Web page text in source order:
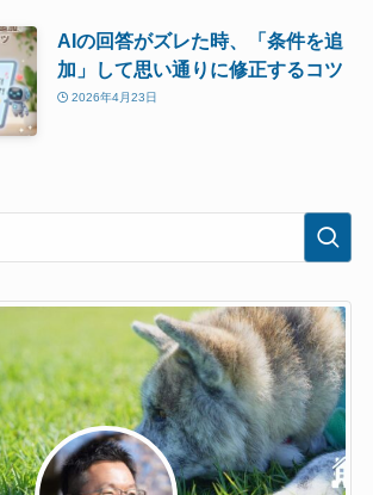
AIの回答がズレた時、「条件を追
加」して思い通りに修正するコツ
2026年4月23日